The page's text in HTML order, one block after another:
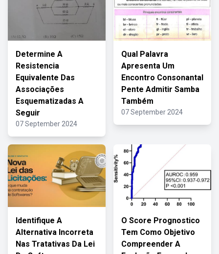
Determine A
Resistencia
Equivalente Das
Associações
Esquematizadas A
Seguir
07 September 2024
Qual Palavra
Apresenta Um
Encontro Consonantal
Pente Admitir Samba
Também
07 September 2024
Identifique A
Alternativa Incorreta
Nas Tratativas Da Lei
O Score Prognostico
Tem Como Objetivo
Compreender A